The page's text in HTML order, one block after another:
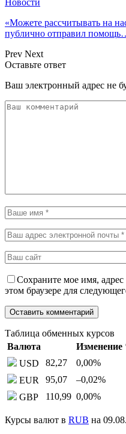
«Можете рассчитывать на
публично отправил
Prev Next
Оставьте ответ
Ваш электронный адрес не
Сохраните мое имя,
этом браузере для
Таблица обменных курсов
Валюта
Изменение
USD
82,27 0,00%
EUR
95,07 –0,02%
GBP
110,99 0,00%
Курсы валют в RUB на